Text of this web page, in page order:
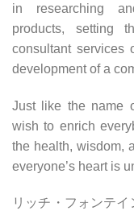
in researching
products, setting
consultant services
development of a
Just like the name
wish to enrich
the health, wisdom,
everyone’s heart is
リッチ・フォンテ